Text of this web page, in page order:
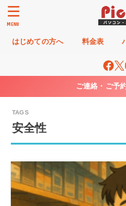
はじめての方へ 料金表
MENU
ご連絡・ご予
安全性